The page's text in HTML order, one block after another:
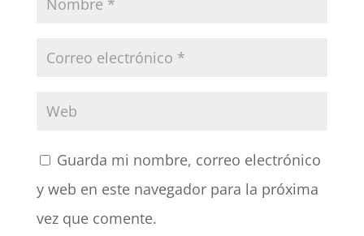
Guarda mi nombre, correo electrónico
y web en este navegador para la próxima
vez que comente.